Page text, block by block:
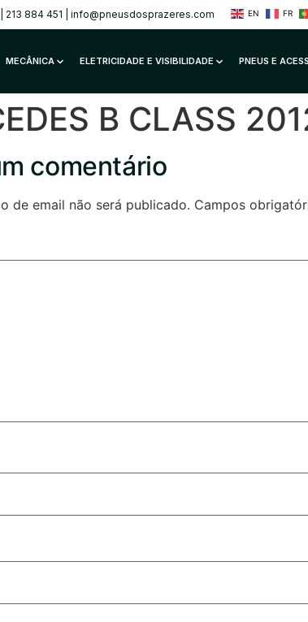
213 884 451 info@pneusdosprazeres.com EN FR
MECÂNICA ELETRICIDADE E VISIBILIDADE PNEUS E
B CLASS
comentário
de email não será publicado. Campos